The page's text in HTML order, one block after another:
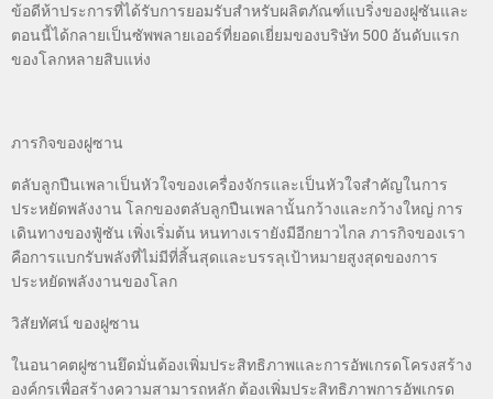
ข้อดีห้าประการที่ได้รับการยอมรับสำหรับผลิตภัณฑ์แบริ่งของฝูซันและ
ตอนนี้ได้กลายเป็นซัพพลายเออร์ที่ยอดเยี่ยมของบริษัท 500 อันดับแรก
ของโลกหลายสิบแห่ง
ภารกิจของฝูซาน
ตลับลูกปืนเพลาเป็นหัวใจของเครื่องจักรและเป็นหัวใจสำคัญในการ
ประหยัดพลังงาน โลกของตลับลูกปืนเพลานั้นกว้างและกว้างใหญ่ การ
เดินทางของฟู๋ซัน เพิ่งเริ่มต้น หนทางเรายังมีอีกยาวไกล ภารกิจของเรา
คือการแบกรับพลังที่ไม่มีที่สิ้นสุดและบรรลุเป้าหมายสูงสุดของการ
ประหยัดพลังงานของโลก
วิสัยทัศน์ ของฝูซาน
ในอนาคตฝูซานยึดมั่นต้องเพิ่มประสิทธิภาพและการอัพเกรดโครงสร้าง
องค์กรเพื่อสร้างความสามารถหลัก ต้องเพิ่มประสิทธิภาพการอัพเกรด